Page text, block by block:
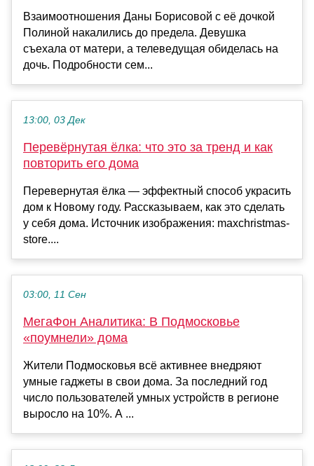
Взаимоотношения Даны Борисовой с её дочкой
Полиной накалились до предела. Девушка
съехала от матери, а телеведущая обиделась на
дочь. Подробности сем...
13:00, 03 Дек
Перевёрнутая ёлка: что это за тренд и как
повторить его дома
Перевернутая ёлка — эффектный способ украсить
дом к Новому году. Рассказываем, как это сделать
у себя дома. Источник изображения: maxchristmas-
store....
03:00, 11 Сен
МегаФон Аналитика: В Подмосковье
«поумнели» дома
Жители Подмосковья всё активнее внедряют
умные гаджеты в свои дома. За последний год
число пользователей умных устройств в регионе
выросло на 10%. А ...